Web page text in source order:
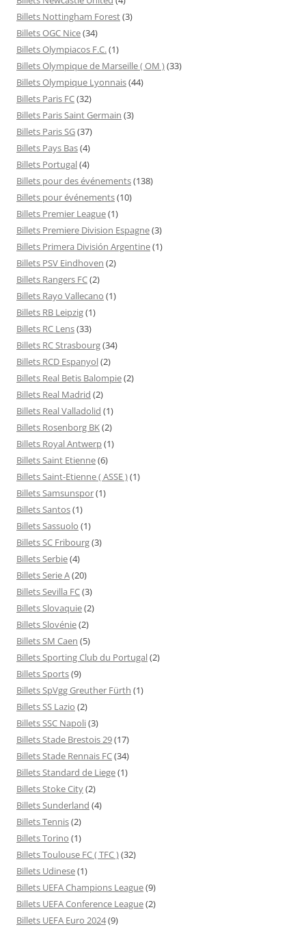
Billets Nottingham Forest(3)
Billets OGC Nice(34)
Billets Olympiacos F.C.(1)
Billets Olympique de Marseille ( OM )(33)
Billets Olympique Lyonnais(44)
Billets Paris FC(32)
Billets Paris Saint Germain (3)
Billets Paris SG(37)
Billets Pays Bas(4)
Billets Portugal(4)
Billets pour des événements(138)
Billets pour événements(10)
Billets Premier League(1)
Billets Premiere Division Espagne(3)
Billets Primera División Argentine(1)
Billets PSV Eindhoven (2)
Billets Rangers FC(2)
Billets Rayo Vallecano (1)
Billets RB Leipzig(1)
Billets RC Lens(33)
Billets RC Strasbourg(34)
Billets RCD Espanyol(2)
Billets Real Betis Balompie(2)
Billets Real Madrid (2)
Billets Real Valladolid (1)
Billets Rosenborg BK(2)
Billets Royal Antwerp(1)
Billets Saint Etienne(6)
Billets Saint-Etienne ( ASSE )(1)
Billets Samsunspor(1)
Billets Santos(1)
Billets Sassuolo (1)
Billets SC Fribourg(3)
Billets Serbie(4)
Billets Serie A(20)
Billets Sevilla FC(3)
Billets Slovaquie(2)
Billets Slovénie(2)
Billets SM Caen (5)
Billets Sporting Club du Portugal(2)
Billets Sports(9)
Billets SpVgg Greuther Fürth (1)
Billets SS Lazio (2)
Billets SSC Napoli(3)
Billets Stade Brestois 29(17)
Billets Stade Rennais FC(34)
Billets Standard de Liege(1)
Billets Stoke City(2)
Billets Sunderland (4)
Billets Tennis(2)
Billets Torino (1)
Billets Toulouse FC ( TFC )(32)
Billets Udinese(1)
Billets UEFA Champions League(9)
Billets UEFA Conference League(2)
Billets UEFA Euro 2024(9)